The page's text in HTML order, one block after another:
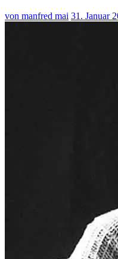
von manfred mai 31. Januar